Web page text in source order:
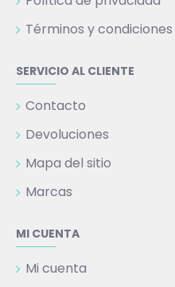
Términos y condiciones
SERVICIO AL CLIENTE
Contacto
Devoluciones
Mapa del sitio
Marcas
MI CUENTA
Mi cuenta